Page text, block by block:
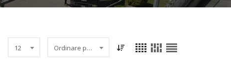
12 Ordinare per data